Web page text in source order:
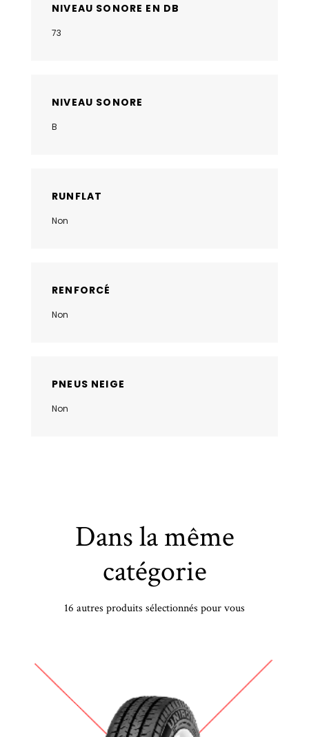
NIVEAU SONORE EN DB
73
NIVEAU SONORE
B
RUNFLAT
Non
RENFORCÉ
Non
PNEUS NEIGE
Non
Dans la même
catégorie
16 autres produits sélectionnés pour vous